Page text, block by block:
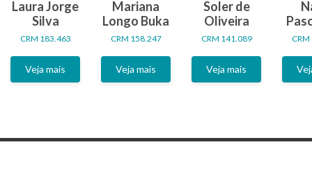
Laura Jorge
Silva
CRM 183.463
Veja mais
Mariana
Longo Buka
CRM 158.247
Veja mais
Soler de
Oliveira
CRM 141.089
Veja mais